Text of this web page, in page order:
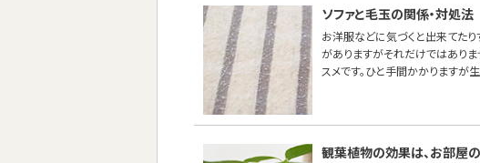
ソファと毛玉の関係・対処法
お洋服などに気づくと出来てたり
がありますがそれだけではありま
スメです。ひと手間かかりますが
観葉植物の効果は、お部屋